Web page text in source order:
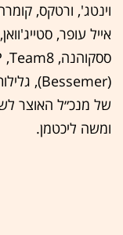
של מנכ״ל האוצר
ומשה ליכטמן.